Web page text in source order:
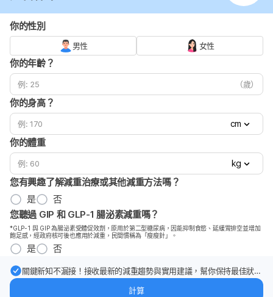
你的性別
男性 女性
你的年齡？
（歲）
你的身高？
cm
你的體重
kg
您有興趣了解減重治療或其他減重方法嗎？
是
否
您聽過 GIP 和 GLP-1 腸泌素減重嗎？
*GLP-1 與 GIP 為腸泌素受體促效劑，原用於第二型糖尿病，因能抑制食慾、延緩胃排空並增加
飽足感，經政府核可後也應用於減重，民間慣稱為「瘦瘦針」。
是 否
關鍵新知不漏接！接收最新的減重趨勢與實用建議，幫你保持最佳狀
計算